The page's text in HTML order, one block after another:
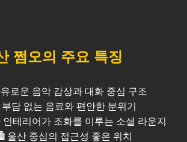
쩜오의 주요 특징
유로운 음악 감상과 대화 중심 구조
부담 없는 음료와 편안한 분위기
테리어가 조화를 이루는 소셜 라운지
울산 중심의 접근성 좋은 위치